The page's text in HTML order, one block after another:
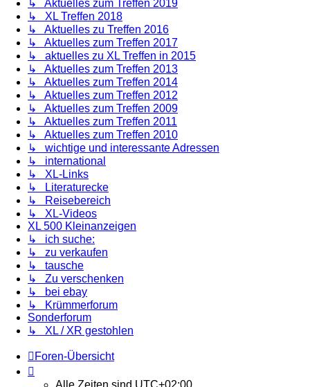
↳ Aktuelles zum Treffen 2019
↳ XL Treffen 2018
↳ Aktuelles zu Treffen 2016
↳ Aktuelles zum Treffen 2017
↳ aktuelles zu XL Treffen in 2015
↳ Aktuelles zum Treffen 2013
↳ Aktuelles zum Treffen 2014
↳ Aktuelles zum Treffen 2012
↳ Aktuelles zum Treffen 2009
↳ Aktuelles zum Treffen 2011
↳ Aktuelles zum Treffen 2010
↳ wichtige und interessante Adressen
↳ international
↳ XL-Links
↳ Literaturecke
↳ Reisebereich
↳ XL-Videos
XL 500 Kleinanzeigen
↳ ich suche:
↳ zu verkaufen
↳ tausche
↳ Zu verschenken
↳ bei ebay
↳ Krümmerforum
Sonderforum
↳ XL / XR gestohlen
Foren-Übersicht